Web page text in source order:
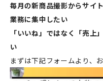
毎月の新商品撮影からサイ
業務に集中したい
「いいね」ではなく「売上
い
まずは下記フォームより、